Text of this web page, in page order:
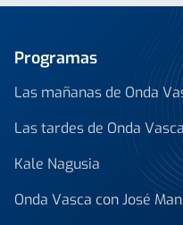
Programas
Las mañanas de Onda
Las tardes de Onda Vasca
Kale Nagusia
Onda Vasca con José